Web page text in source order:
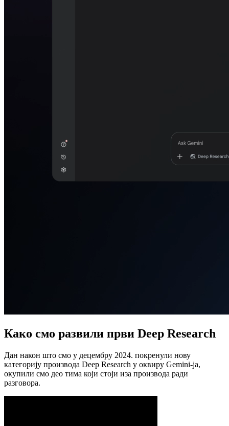
Како смо развили први Deep Research
Дан након што смо у децембру 2024. покренули нову
категорију производа Deep Research у оквиру Gemini-ја,
окупили смо део тима који стоји иза производа ради
разговора.